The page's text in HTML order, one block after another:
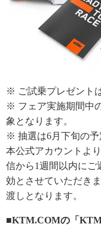
※ ご試乗プレゼント
※ フェア実施期間中
象となります。
※ 抽選は6月下旬の予
本公式アカウントよ
信から1週間以内にご
効とさせていただき
渡しとなります。
■KTM.COMの「